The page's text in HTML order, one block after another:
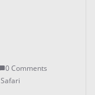
0 Comments
Safari